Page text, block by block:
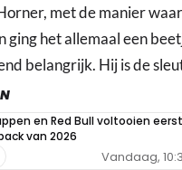
met de manier
ging het allemaal een
belangrijk. Hij is de
en Red Bull voltooien
van 2026
Vandaag,